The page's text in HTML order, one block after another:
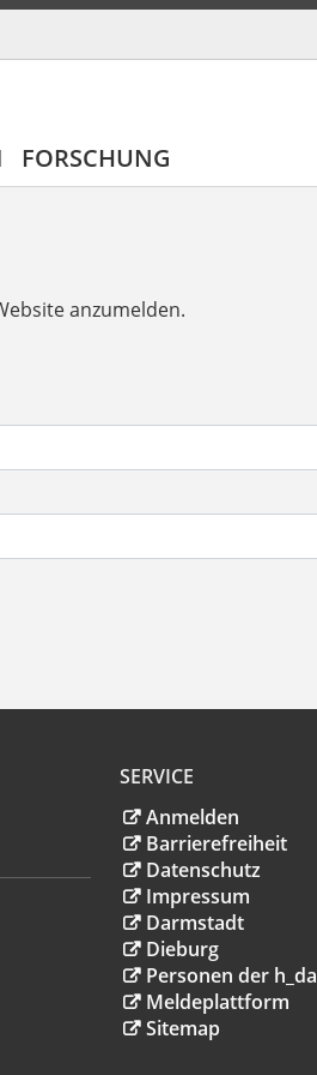
FORSCHUNG
anzumelden.
SERVICE
Anmelden
Barrierefreiheit
Datenschutz
Impressum
Darmstadt
Dieburg
Personen der h_da
Meldeplattform
Sitemap